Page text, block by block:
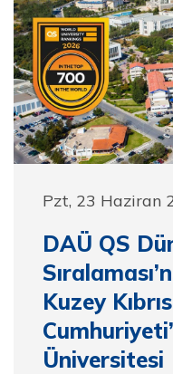
Pzt, 23 Haziran
DAÜ QS
Kuzey
Üniversitesi